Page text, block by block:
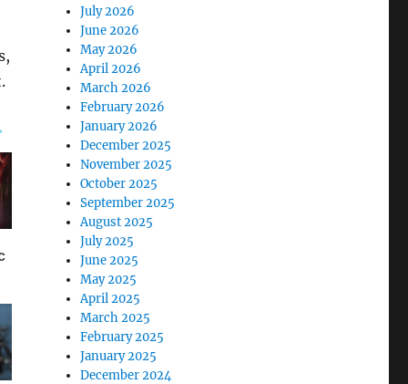
July 2026
June 2026
May 2026
April 2026
March 2026
February 2026
January 2026
December 2025
November 2025
October 2025
September 2025
August 2025
July 2025
June 2025
May 2025
April 2025
March 2025
February 2025
January 2025
December 2024